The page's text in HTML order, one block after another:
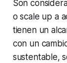
Son
oscale up a
tienen un
con un
sustentable,